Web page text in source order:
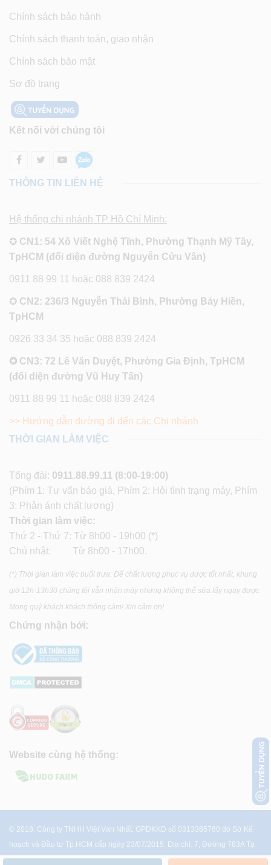
Chính sách bảo hành
Chính sách thanh toán, giao nhận
Chính sách bảo mật
Sơ đồ trang
Kết nối với chúng tôi
THÔNG TIN LIÊN HỆ
Hệ thống chi nhánh TP Hồ Chí Minh:
✪ CN1: 54 Xô Viết Nghệ Tĩnh, Phường Thạnh Mỹ Tây,
TpHCM (đối diện đường Nguyễn Cửu Vân)
0911 88 99 11 hoặc 088 839 2424
✪ CN2: 236/3 Nguyễn Thái Bình, Phường Bảy Hiền,
TpHCM
0926 33 34 35 hoặc 088 839 2424
✪ CN3: 72 Lê Văn Duyệt, Phường Gia Định, TpHCM
(đối diện đường Vũ Huy Tấn)
0911 88 99 11 hoặc 088 839 2424
>> Hướng dẫn đường đi đến các Chi nhánh
THỜI GIAN LÀM VIỆC
Tổng đài: 0911.88.99.11 (8:00-19:00)
(Phím 1: Tư vấn báo giá, Phím 2: Hỏi tình trạng máy, Phím
3: Phản ánh chất lượng)
Thời gian làm việc:
Thứ 2 - Thứ 7: Từ 8h00 - 19h00 (*)
Chủ nhật: Từ 8h00 - 17h00.
(*) Thời gian làm việc buổi trưa: Để chất lượng phục vụ được tốt nhất, khung
giờ 12h-13h30 chúng tôi vẫn nhận máy nhưng không thể sửa lấy ngay được.
Mong quý khách khách thông cảm! Xin cảm ơn!
Chứng nhận bởi:
Website cùng hệ thống:
© 2018. Công ty TNHH Việt Vạn Nhất. GPDKKD số 0313365760 do Sở Kế
hoạch và Đầu tư Tp.HCM cấp ngày 23/07/2015. Địa chỉ: 7, Đường 783A Tạ
Quang Bửu, P.4, Q.8, Tp.HCM